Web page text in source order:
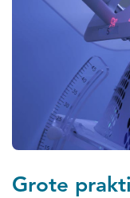
Grote